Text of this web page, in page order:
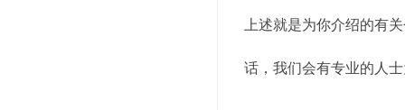
上述就是为你介绍的有
话，我们会有专业的人